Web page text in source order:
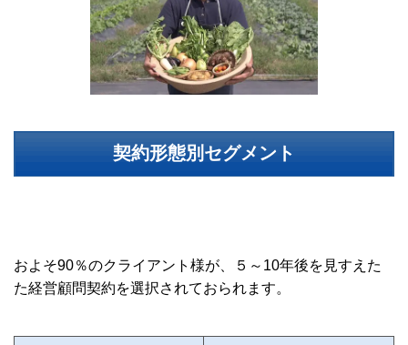
契約形態別セグメント
およそ90％のクライアント様が、５～10年後を見すえた
た経営顧問契約を選択されておられます。